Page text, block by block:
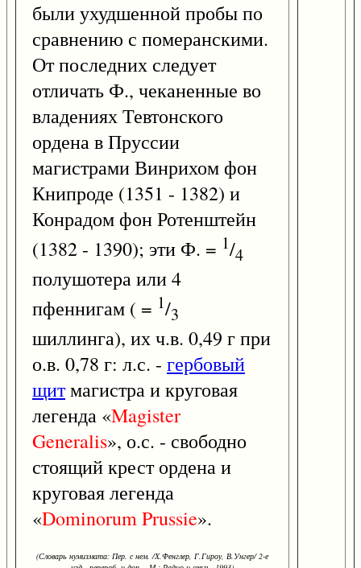
были ухудшенной пробы по
сравнению с померанскими.
От последних следует
отличать Ф., чеканенные во
владениях Тевтонского
ордена в Пруссии
магистрами Винрихом фон
Книпроде (1351 - 1382) и
Конрадом фон Ротенштейн
(1382 - 1390); эти Ф. = 1/4
полушотера или 4
пфеннигам ( = 1/3
шиллинга), их ч.в. 0,49 г при
о.в. 0,78 г: л.с. - гербовый
щитмагистра и круговая
легенда «Magister
Generalis», о.с. - свободно
стоящий крест ордена и
круговая легенда
«DominorumPrussie».
(Словарь нумизмата: Пер. с нем. /Х.Фенглер, Г.Гироу, В.Унгер/ 2-е